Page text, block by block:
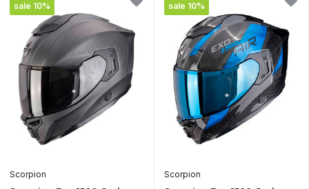
sale 10%
Scorpion
sale 10%
Scorpion